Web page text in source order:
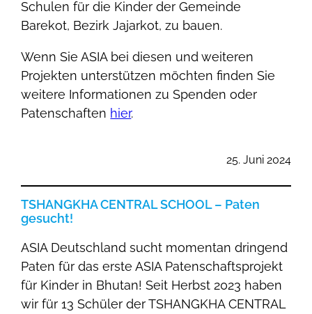
Schulen für die Kinder der Gemeinde
Barekot, Bezirk Jajarkot, zu bauen.
Wenn Sie ASIA bei diesen und weiteren
Projekten unterstützen möchten finden Sie
weitere Informationen zu Spenden oder
Patenschaften hier.
25. Juni 2024
TSHANGKHA CENTRAL SCHOOL – Paten
gesucht!
ASIA Deutschland sucht momentan dringend
Paten für das erste ASIA Patenschaftsprojekt
für Kinder in Bhutan! Seit Herbst 2023 haben
wir für 13 Schüler der TSHANGKHA CENTRAL